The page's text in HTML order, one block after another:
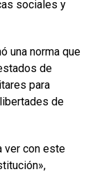
sociales y
una norma que
de
para
de
ver con este